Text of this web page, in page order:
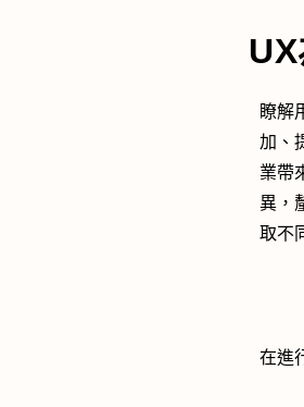
瞭解
加、
業帶
異，
取不
在進